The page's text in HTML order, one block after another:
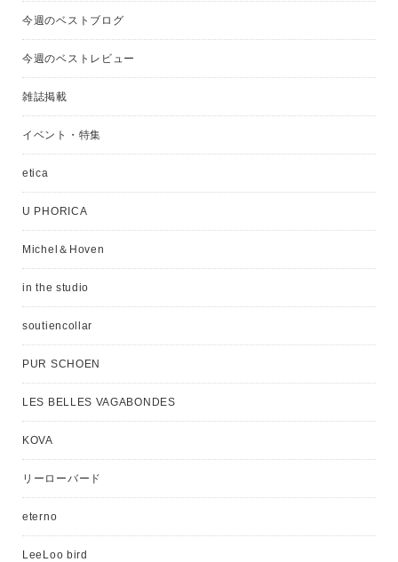
今週のベストブログ
今週のベストレビュー
雑誌掲載
イベント・特集
etica
U PHORICA
Michel＆Hoven
in the studio
soutiencollar
PUR SCHOEN
LES BELLES VAGABONDES
KOVA
リーローバード
eterno
LeeLoo bird